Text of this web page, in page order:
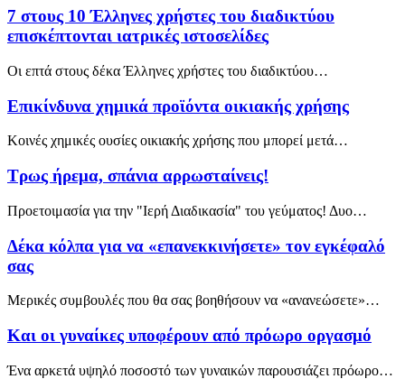
7 στους 10 Έλληνες χρήστες του διαδικτύου
επισκέπτονται ιατρικές ιστοσελίδες
Οι επτά στους δέκα Έλληνες χρήστες του διαδικτύου…
Επικίνδυνα χημικά προϊόντα οικιακής χρήσης
Κοινές χημικές ουσίες οικιακής χρήσης που μπορεί μετά…
Τρως ήρεμα, σπάνια αρρωσταίνεις!
Προετοιμασία για την "Ιερή Διαδικασία" του γεύματος! Δυο…
Δέκα κόλπα για να «επανεκκινήσετε» τον εγκέφαλό
σας
Μερικές συμβουλές που θα σας βοηθήσουν να «ανανεώσετε»…
Και οι γυναίκες υποφέρουν από πρόωρο οργασμό
Ένα αρκετά υψηλό ποσοστό των γυναικών παρουσιάζει πρόωρο…